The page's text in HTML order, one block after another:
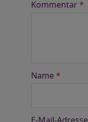
Kommentar*
Name *